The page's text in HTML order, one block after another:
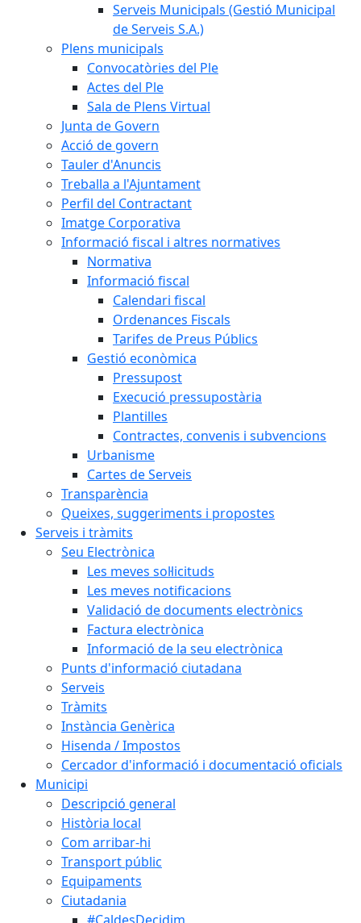
Serveis Municipals (Gestió Municipal
de Serveis S.A.)
Plens municipals
Convocatòries del Ple
Actes del Ple
Sala de Plens Virtual
Junta de Govern
Acció de govern
Tauler d'Anuncis
Treballa a l'Ajuntament
Perfil del Contractant
Imatge Corporativa
Informació fiscal i altres normatives
Normativa
Informació fiscal
Calendari fiscal
Ordenances Fiscals
Tarifes de Preus Públics
Gestió econòmica
Pressupost
Execució pressupostària
Plantilles
Contractes, convenis i subvencions
Urbanisme
Cartes de Serveis
Transparència
Queixes, suggeriments i propostes
Serveis i tràmits
Seu Electrònica
Les meves sol·licituds
Les meves notificacions
Validació de documents electrònics
Factura electrònica
Informació de la seu electrònica
Punts d'informació ciutadana
Serveis
Tràmits
Instància Genèrica
Hisenda / Impostos
Cercador d'informació i documentació oficials
Municipi
Descripció general
Història local
Com arribar-hi
Transport públic
Equipaments
Ciutadania